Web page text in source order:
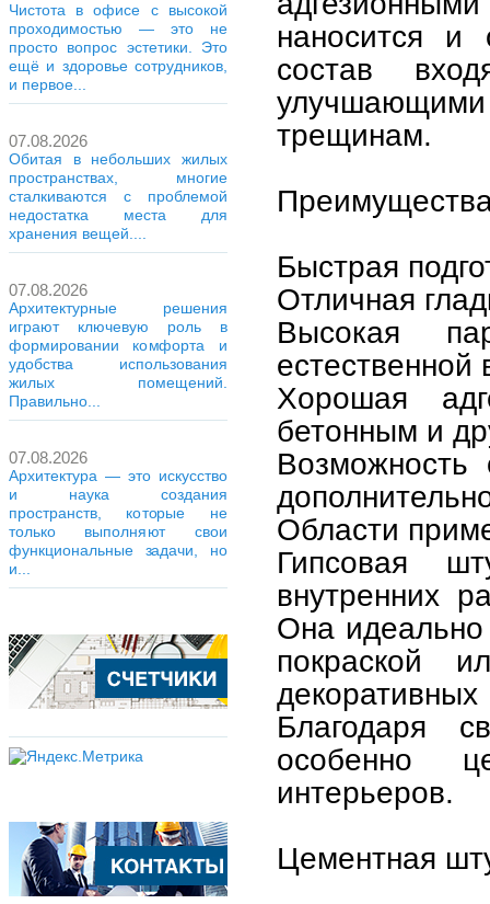
Чистота в офисе с высокой
проходимостью — это не
просто вопрос эстетики. Это
ещё и здоровье сотрудников,
и первое...
07.08.2026
Обитая в небольших жилых
пространствах, многие
сталкиваются с проблемой
недостатка места для
хранения вещей....
07.08.2026
Архитектурные решения
играют ключевую роль в
формировании комфорта и
удобства использования
жилых помещений.
Правильно...
07.08.2026
Архитектура — это искусство
и наука создания
пространств, которые не
только выполняют свои
функциональные задачи, но
и...
наносится и
состав
трещинам.
Быстрая
Отличная
Высокая
естественной
Хорошая
бетонным и
Области
Гипсовая
внутренних
Она идеально
покраской
Благодаря
особенно
интерьеров.
Цементная